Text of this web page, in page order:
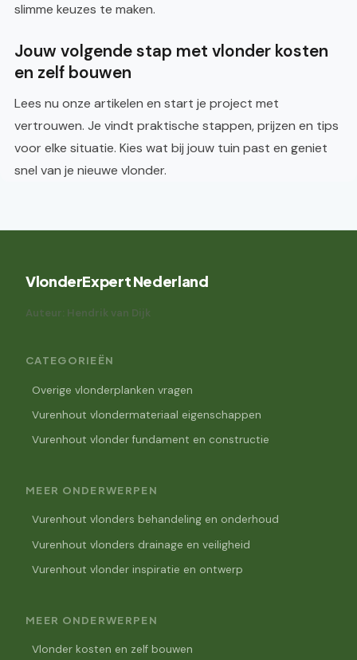
slimme keuzes te maken.
Jouw volgende stap met vlonder kosten
en zelf bouwen
Lees nu onze artikelen en start je project met
vertrouwen. Je vindt praktische stappen, prijzen en tips
voor elke situatie. Kies wat bij jouw tuin past en geniet
snel van je nieuwe vlonder.
VlonderExpert Nederland
Auteur: Hendrik van Dijk
CATEGORIEËN
Overige vlonderplanken vragen
Vurenhout vlondermateriaal eigenschappen
Vurenhout vlonder fundament en constructie
MEER ONDERWERPEN
Vurenhout vlonders behandeling en onderhoud
Vurenhout vlonders drainage en veiligheid
Vurenhout vlonder inspiratie en ontwerp
MEER ONDERWERPEN
Vlonder kosten en zelf bouwen